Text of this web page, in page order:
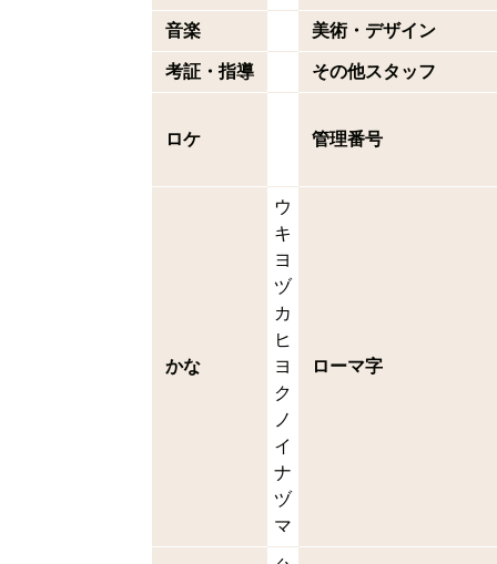
音楽 美術・デザイン
考証・指導 その他スタッフ
ロケ 管理番号
かな
ウ
キ
ヨ
ヅ
カ
ヒ
ヨ
ク
ノ
イ
ナ
ヅ
マ
ローマ字